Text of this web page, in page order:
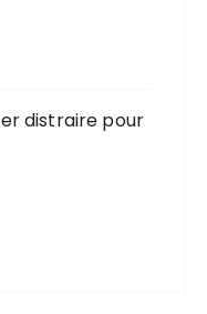
distraire pour